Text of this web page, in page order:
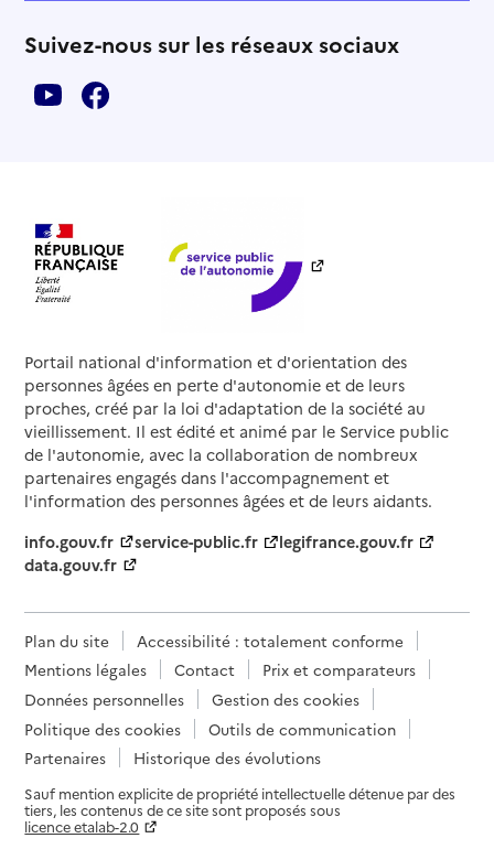
Suivez-nous sur les réseaux sociaux
Portail national d'information et d'orientation des
personnes âgées en perte d'autonomie et de leurs
proches, créé par la loi d'adaptation de la société au
vieillissement. Il est édité et animé par le Service public
de l'autonomie, avec la collaboration de nombreux
partenaires engagés dans l'accompagnement et
l'information des personnes âgées et de leurs aidants.
info.gouv.fr
service-public.fr
legifrance.gouv.fr
data.gouv.fr
Plan du site
Accessibilité : totalement conforme
Mentions légales
Contact
Prix et comparateurs
Données personnelles
Gestion des cookies
Politique des cookies
Outils de communication
Partenaires
Historique des évolutions
Sauf mention explicite de propriété intellectuelle détenue par des
tiers, les contenus de ce site sont proposés sous
licence etalab-2.0